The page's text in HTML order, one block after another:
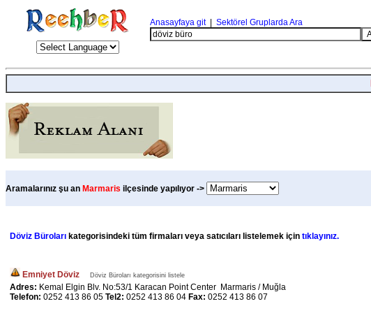
Anasayfaya git| Sektörel Gruplarda Ara
Aramalarınız şu an Marmaris ilçesinde yapılıyor ->
Döviz Büroları kategorisindeki tüm firmaları veya satıcıları listelemek için tıklayınız.
Emniyet Döviz Döviz Büroları kategorisini listele
Adres: Kemal Elgin Blv. No:53/1 Karacan Point Center Marmaris / Muğla
Telefon: 0252 413 86 05 Tel2: 0252 413 86 04 Fax: 0252 413 86 07